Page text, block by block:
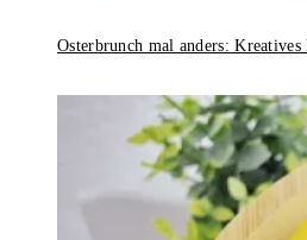
Osterbrunch mal anders: